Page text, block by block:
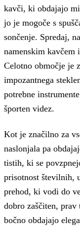
kavči, ki obdajajo
jo je mogoče s
sončenje. Spredaj,
namenskim kavčem
Celotno območje je
impozantnega
potrebne
športen videz.
Kot je značilno za
naslonjala pa
tistih, ki se
prisotnost številnih,
prehod, ki vodi do
dobro zaščiten,
bočno obdajajo